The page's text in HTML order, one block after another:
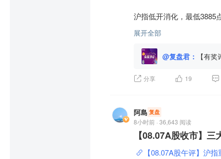
端材料需求。
市场分析指出，大模型
现」的正面信号，改善了
大型科技股走势分化，联
与腾讯控股 $腾讯控股
沪指低开消化，最低3885
各大指数均小幅回落，
盘尾小幅翘尾再起，沪
纵观目前行情，短线防风
子板块净流入231.80亿元
个股方面，兆易创新资
展开全部
@复盘君： 【有
分享 19
阿島 复盘
8小时前 · 36,643 阅读
【08.07A股收市】
【08.07A股午评】沪